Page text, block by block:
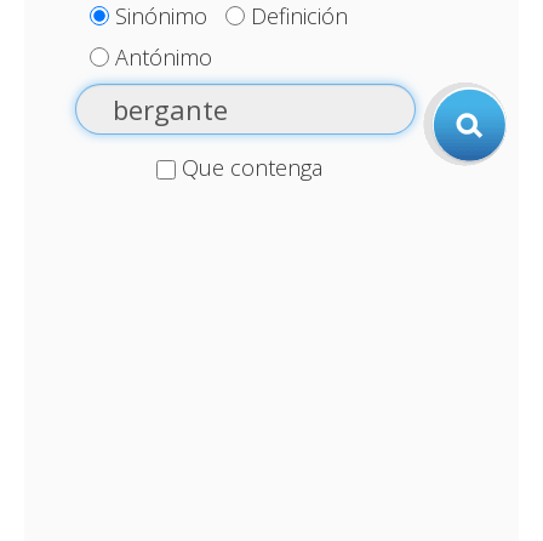
Sinónimo
Definición
Antónimo
Que contenga